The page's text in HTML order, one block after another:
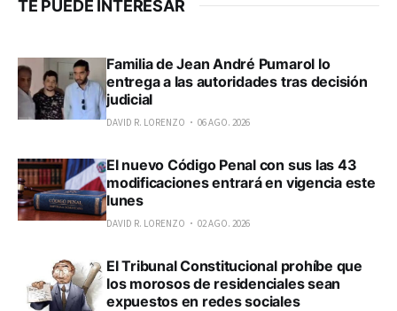
TE PUEDE INTERESAR
Familia de Jean André Pumarol lo
entrega a las autoridades tras decisión
judicial
DAVID R. LORENZO 06 AGO. 2026
El nuevo Código Penal con sus las 43
modificaciones entrará en vigencia este
lunes
DAVID R. LORENZO 02 AGO. 2026
El Tribunal Constitucional prohíbe que
los morosos de residenciales sean
expuestos en redes sociales